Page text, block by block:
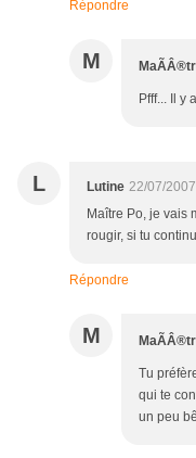
Répondre
M
Pfff... Il y
L Lutine 22/07/
Maître Po, je vais
rougir, si tu
Répondre
M
Tu
qui te
un peu